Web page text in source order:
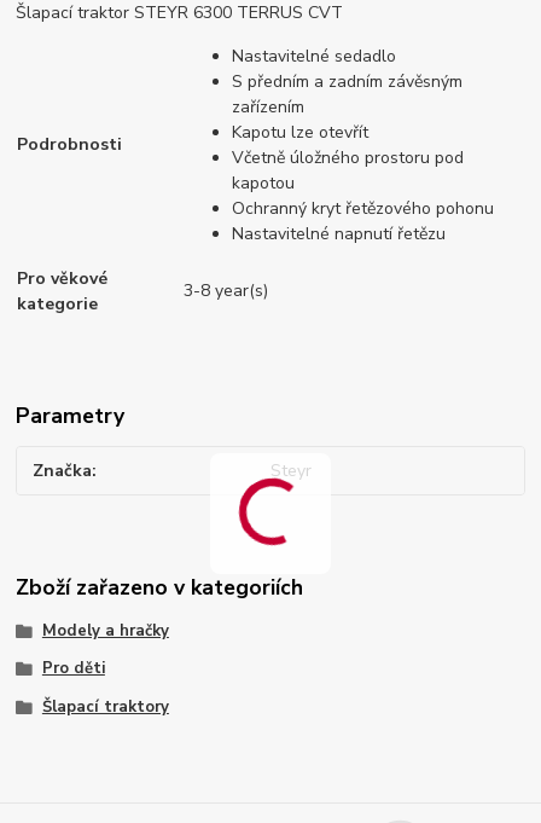
Šlapací traktor STEYR 6300 TERRUS CVT
Podrobnosti
Nastavitelné sedadlo
S předním a zadním závěsným
zařízením
Kapotu lze otevřít
Včetně úložného prostoru pod
kapotou
Ochranný kryt řetězového pohonu
Nastavitelné napnutí řetězu
Pro věkové
kategorie
3-8 year(s)
Parametry
Značka Steyr
Zboží zařazeno v kategoriích
Modely a hračky
Pro děti
Šlapací traktory